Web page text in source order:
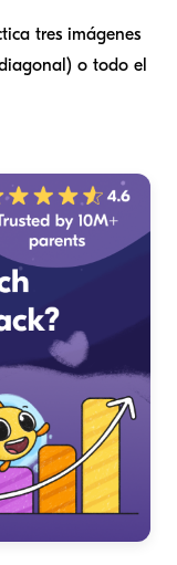
tres imágenes
o todo el